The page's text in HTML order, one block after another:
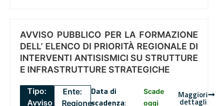
AVVISO PUBBLICO PER LA FORMAZIONE
DELL’ ELENCO DI PRIORITÀ REGIONALE DI
INTERVENTI ANTISISMICI SU STRUTTURE
E INFRASTRUTTURE STRATEGICHE
Tipo:
Avviso
Ente:
Regione
Data di
scadenza:
Scade
oggi
Maggiori
dettagli